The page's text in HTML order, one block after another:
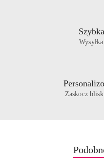
Zaskocz
Pomiń karuzelę